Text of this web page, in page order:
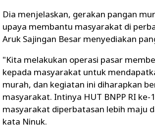
Dia menjelaskan, gerakan pangan
upaya membantu masyarakat di
Aruk Sajingan Besar menyediakan
"Kita melakukan operasi pasar
kepada masyarakat untuk
murah, dan kegiatan ini diharapkan
masyarakat. Intinya HUT BNPP RI ke-
masyarakat diperbatasan lebih maju
kata Ninuk.